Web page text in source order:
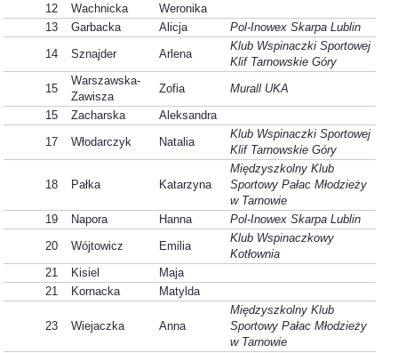
12
Wachnicka
Weronika
13
Garbacka Alicja
Pol-Inowex Skarpa Lublin
14
Sznajder Arlena
Klub Wspinaczki Sportowej
Klif Tarnowskie Góry
15
Warszawska-
Zawisza
Zofia
Murall UKA
15
Zacharska
Aleksandra
17
Włodarczyk Natalia
Klub Wspinaczki Sportowej
Klif Tarnowskie Góry
18 Pałka Katarzyna
Międzyszkolny Klub
Sportowy Pałac Młodzieży
w Tarnowie
19
Napora Hanna
Pol-Inowex Skarpa Lublin
20
Wójtowicz Emilia
Klub Wspinaczkowy
Kotłownia
21
Kisiel
Maja
21
Kornacka Matylda
23 Wiejaczka Anna
Międzyszkolny Klub
Sportowy Pałac Młodzieży
w Tarnowie